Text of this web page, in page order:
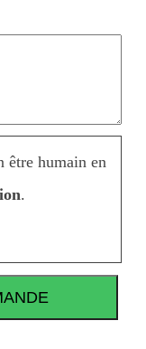
être humain en
.